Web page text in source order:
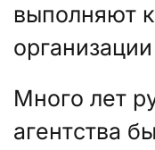
выполняют
Много лет
агентства